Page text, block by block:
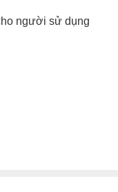
người sử dụng